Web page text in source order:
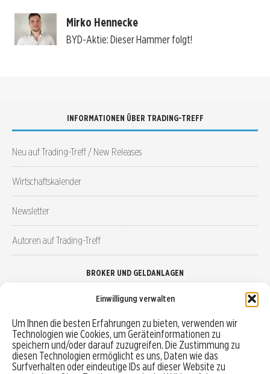
Einwilligung verwalten
Um Ihnen die besten Erfahrungen zu bieten, verwenden wir
Technologien wie Cookies, um Geräteinformationen zu
speichern und/oder darauf zuzugreifen. Die Zustimmung zu
diesen Technologien ermöglicht es uns, Daten wie das
Surfverhalten oder eindeutige IDs auf dieser Website zu
Mirko Hennecke
BYD-Aktie: Dieser Hammer folgt!
INFORMATIONEN ÜBER TRADING-TREFF
Neu auf Trading-Treff / New Releases
Wirtschaftskalender
Newsletter
Autoren auf Trading-Treff
BROKER UND GELDANLAGEN
Robo-Advisor vergleichen
Depotvergleich